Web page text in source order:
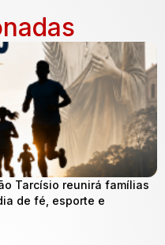
Tarcísio reunirá famílias
de fé, esporte e